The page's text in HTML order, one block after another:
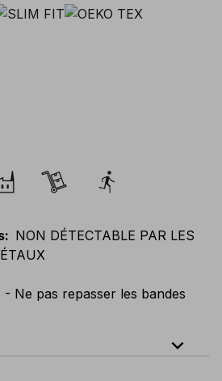
: NON DÉTECTABLE PAR LES
- Ne pas repasser les bandes
expand_less